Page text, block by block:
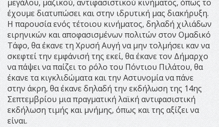
μεγάλου, μαζικού, αντιφασιστικού κινήματος, όπως το
έχουμε διατυπώσει και στην ιδρυτική μας διακήρυξη.
Η παρουσία ενός τέτοιου κινήματος, δηλαδή χιλιάδων
ειρηνικών και αποφασισμένων πολιτών στον Ομαδικό
Τάφο, θα έκανε τη Χρυσή Αυγή να μην τολμήσει καν να
σκεφτεί την εμφάνισή της εκεί, θα έκανε τον Δήμαρχο
να πάψει να παίζει το ρόλο του Πόντιου Πιλάτου, θα
έκανε τα κιγκλιδώματα και την Αστυνομία να πάνε
στην άκρη, θα έκανε δηλαδή την εκδήλωση της 14ης
Σεπτεμβρίου μια πραγματική λαϊκή αντιφασιστική
εκδήλωση τιμής και μνήμης, όπως και της αξίζει να
είναι.